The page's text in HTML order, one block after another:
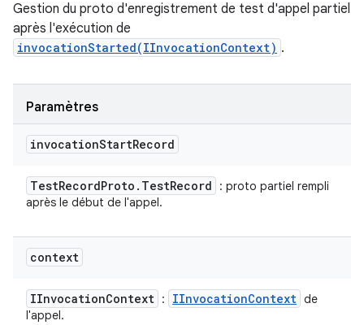
Gestion du proto d'enregistrement de test d'appel partiel
après l'exécution de
invocationStarted(IInvocationContext) .
Paramètres
invocationStartRecord
TestRecordProto . TestRecord
: proto partiel rempli
après le début de l'appel.
context
IInvocationContext : IInvocationContext de
l'appel.